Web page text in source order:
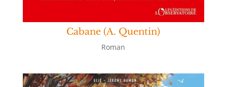
Cabane (A. Quentin)
Roman